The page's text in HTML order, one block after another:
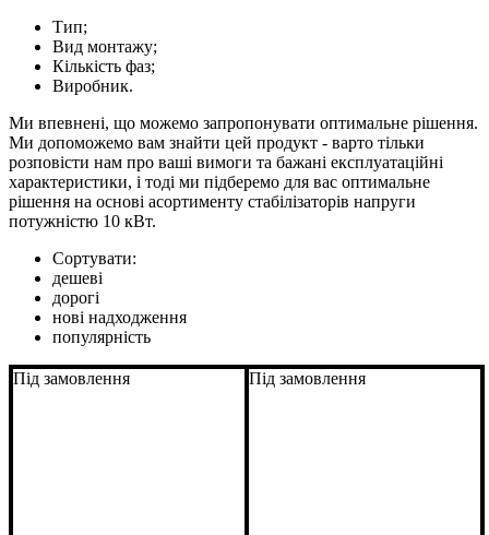
Тип;
Вид монтажу;
Кількість фаз;
Виробник.
Ми впевнені, що можемо запропонувати оптимальне рішення.
Ми допоможемо вам знайти цей продукт - варто тільки
розповісти нам про ваші вимоги та бажані експлуатаційні
характеристики, і тоді ми підберемо для вас оптимальне
рішення на основі асортименту стабілізаторів напруги
потужністю 10 кВт.
Сортувати:
дешеві
дорогі
нові надходження
популярність
Під замовлення Під замовлення